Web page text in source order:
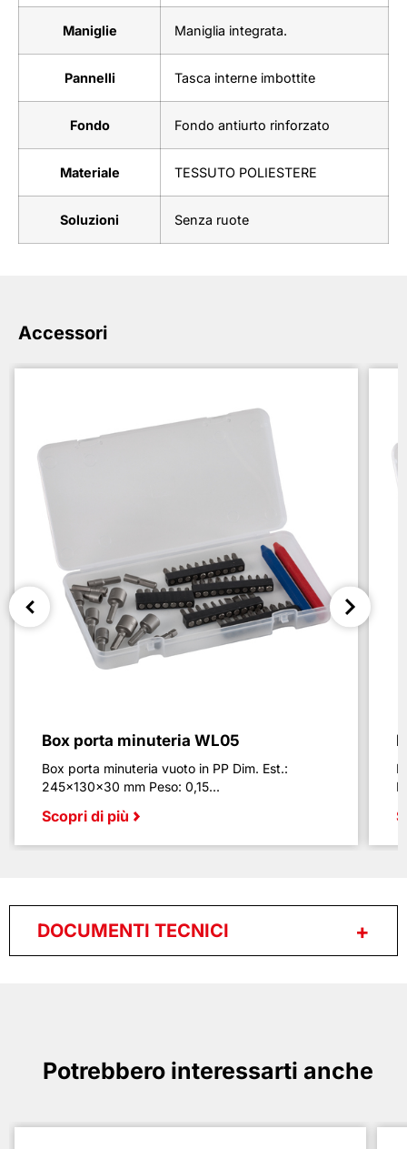
Maniglie Maniglia integrata.
Pannelli Tasca interne imbottite
Fondo Fondo antiurto rinforzato
Materiale TESSUTO POLIESTERE
Soluzioni Senza ruote
Accessori
Box porta minuteria WL05
Box porta minuteria vuoto in PP Dim. Est.:
245x130x30 mm Peso: 0,15...
Scopri di più
DOCUMENTI TECNICI
Potrebbero interessarti anche